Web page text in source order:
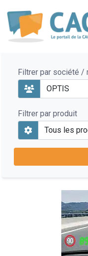
Filtrer par société /
Filtrer par produit